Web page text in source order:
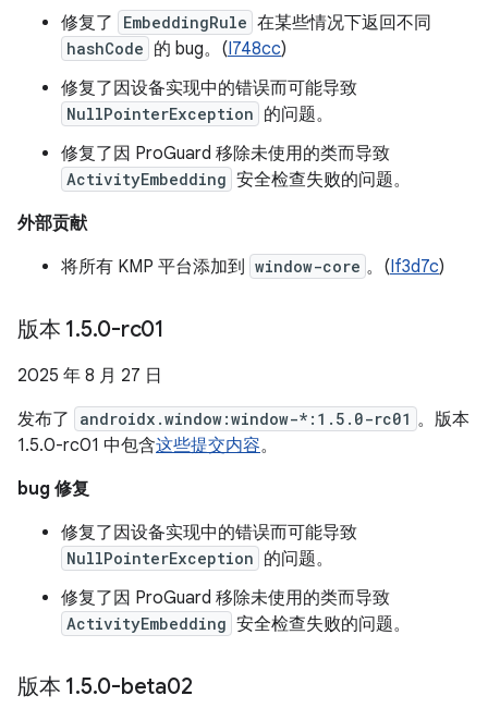
修复了
EmbeddingRule 在某些情况下返回不同
hashCode 的 bug。(I748cc)
修复了因设备实现中的错误而可能导致
NullPointerException 的问题。
修复了因 ProGuard 移除未使用的类而导致
ActivityEmbedding 安全检查失败的问题。
外部贡献
将所有 KMP 平台添加到 window-core 。(If3d7c)
版本 1.5.0-rc01
2025 年 8 月 27 日
发布了
androidx.window:window-*:1.5.0-rc01 。版本
1.5.0-rc01 中包含这些提交内容。
bug 修复
修复了因设备实现中的错误而可能导致
NullPointerException 的问题。
修复了因 ProGuard 移除未使用的类而导致
ActivityEmbedding 安全检查失败的问题。
版本 1.5.0-beta02